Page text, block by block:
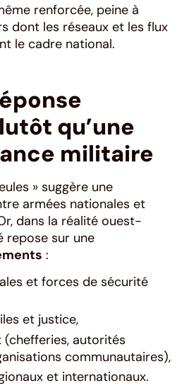
renforcée, peine à
dont les réseaux et les flux
le cadre national.
qu’une
militaire
» suggère une
armées nationales et
dans la réalité ouest-
repose sur une
:
et forces de sécurité
et justice,
(chefferies, autorités
communautaires),
et internationaux.